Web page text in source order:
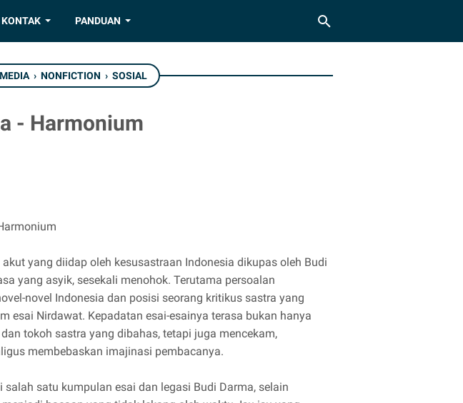
KONTAK PANDUAN
› NONFICTION › SOSIAL
- Harmonium
akut yang diidap oleh kesusastraan Indonesia dikupas oleh Budi
yang asyik, sesekali menohok. Terutama persoalan
novel Indonesia dan posisi seorang kritikus sastra yang
esai Nirdawat. Kepadatan esai-esainya terasa bukan hanya
tokoh sastra yang dibahas, tetapi juga mencekam,
membebaskan imajinasi pembacanya.
salah satu kumpulan esai dan legasi Budi Darma, selain